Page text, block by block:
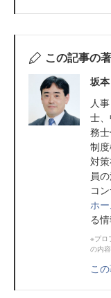
この記事の
坂
人
士
務
制
対
員
コ
ホ
る
※プロ
の内
こ